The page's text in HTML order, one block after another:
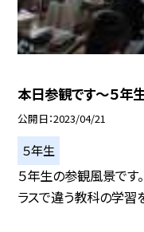
本日参観です〜５年
公開日 2023/04/21
５年生
５年生の参観風景です
ラスで違う教科の学習